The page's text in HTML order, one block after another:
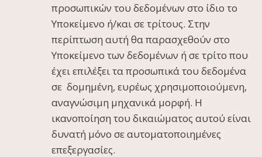
προσωπικών του δεδομένων στο ίδιο το
Υποκείμενο ή/και σε τρίτους. Στην
περίπτωση αυτή θα παρασχεθούν στο
Υποκείμενο των δεδομένων ή σε τρίτο που
έχει επιλέξει τα προσωπικά του δεδομένα
σε δομημένη, ευρέως χρησιμοποιούμενη,
αναγνώσιμη μηχανικά μορφή. Η
ικανοποίηση του δικαιώματος αυτού είναι
δυνατή μόνο σε αυτοματοποιημένες
επεξεργασίες.